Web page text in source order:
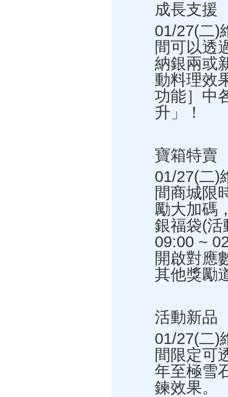
成長支援
01/27(二)
間可以透
納銀兩或
動料理效
功能］中
升」！
寶箱特賣
01/27(二)
間商城限
勵大加碼
銀福袋(活
09:00 ~
開啟對應
其他獎勵
活動新品
01/27(二)
間限定可
年至極雪
鍊效果。